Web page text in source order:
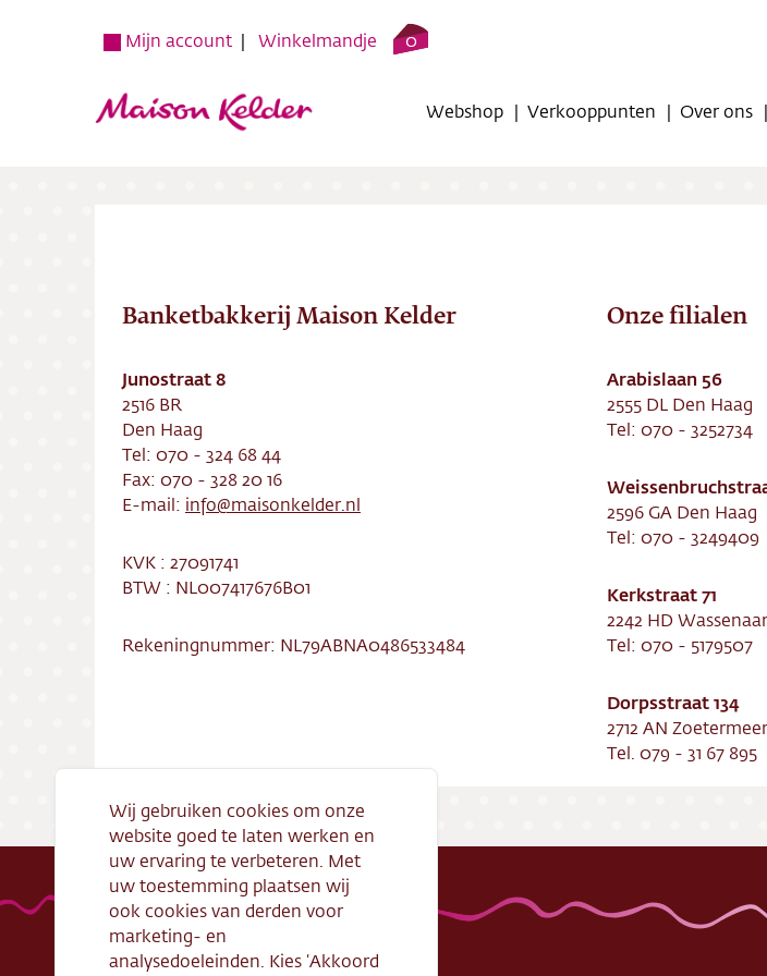
Mijn account Winkelmandje 0
Webshop Verkooppunten Over ons
Banketbakkerij Maison Kelder
Junostraat 8
2516 BR
Den Haag
Tel: 070 - 324 68 44
Fax: 070 - 328 20 16
E-mail: info@maisonkelder.nl
KVK : 27091741
BTW : NL007417676B01
Rekeningnummer: NL79ABNA0486533484
Onze filialen
Arabislaan 56
2555 DL Den Haag
Tel: 070 - 3252734
2596 GA Den Haag
Tel: 070 - 3249409
Kerkstraat 71
2242 HD Wassenaar
Tel: 070 - 5179507
Dorpsstraat 134
2712 AN Zoetermeer
Tel. 079 - 31 67 895
Wij gebruiken cookies om onze
website goed te laten werken en
uw ervaring te verbeteren. Met
uw toestemming plaatsen wij
ook cookies van derden voor
marketing- en
analysedoeleinden. Kies ‘Akkoord